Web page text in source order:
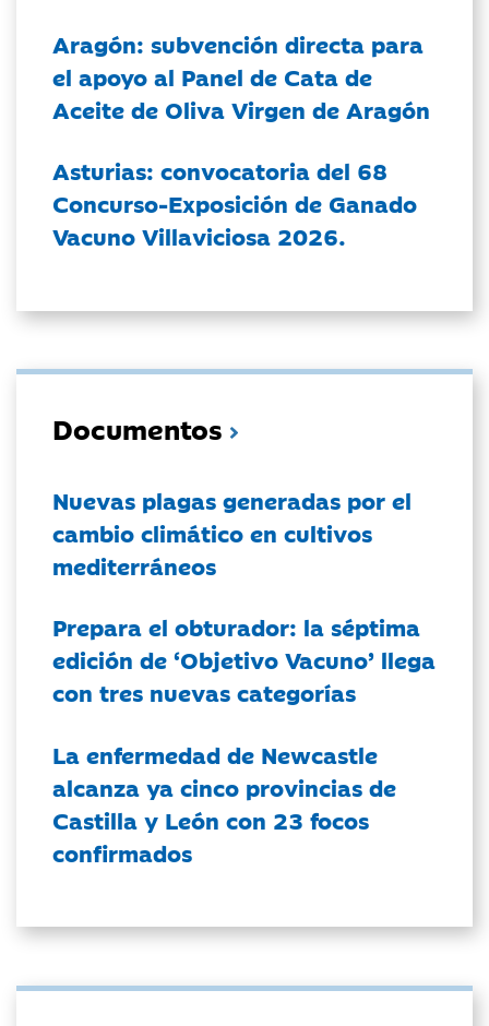
Aragón: subvención directa para
el apoyo al Panel de Cata de
Aceite de Oliva Virgen de Aragón
Asturias: convocatoria del 68
Concurso-Exposición de Ganado
Vacuno Villaviciosa 2026.
Documentos
Nuevas plagas generadas por el
cambio climático en cultivos
mediterráneos
Prepara el obturador: la séptima
edición de ‘Objetivo Vacuno’ llega
con tres nuevas categorías
La enfermedad de Newcastle
alcanza ya cinco provincias de
Castilla y León con 23 focos
confirmados